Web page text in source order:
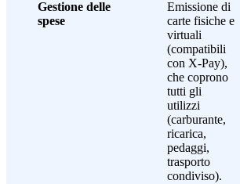
Gestione delle
spese
Emissione di
carte fisiche e
virtuali
(compatibili
con X-Pay),
che coprono
tutti gli
utilizzi
(carburante,
ricarica,
pedaggi,
trasporto
condiviso).